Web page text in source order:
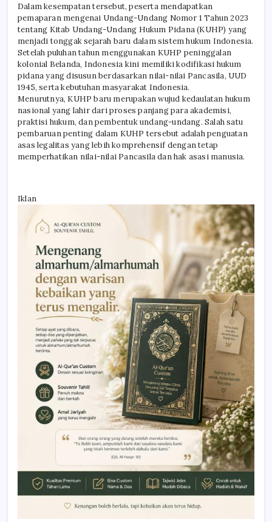
Dalam kesempatan tersebut, peserta mendapatkan
pemaparan mengenai Undang-Undang Nomor 1 Tahun 2023
tentang Kitab Undang-Undang Hukum Pidana (KUHP) yang
menjadi tonggak sejarah baru dalam sistem hukum Indonesia.
Setelah puluhan tahun menggunakan KUHP peninggalan
kolonial Belanda, Indonesia kini memiliki kodifikasi hukum
pidana yang disusun berdasarkan nilai-nilai Pancasila, UUD
1945, serta kebutuhan masyarakat Indonesia.
Menurutnya, KUHP baru merupakan wujud kedaulatan hukum
nasional yang lahir dari proses panjang para akademisi,
praktisi hukum, dan pembentuk undang-undang. Salah satu
pembaruan penting dalam KUHP tersebut adalah penguatan
asas legalitas yang lebih komprehensif dengan tetap
memperhatikan nilai-nilai Pancasila dan hak asasi manusia.
Iklan